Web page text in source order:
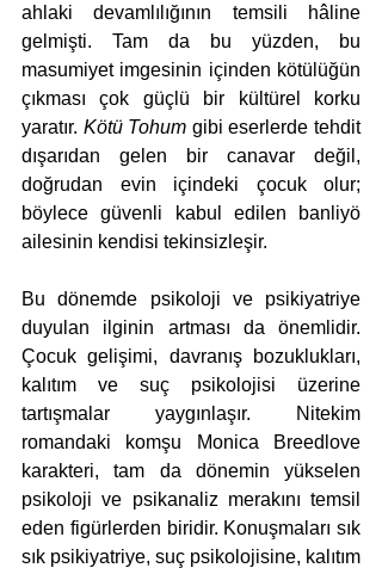
ahlaki devamlılığının temsili hâline
gelmişti. Tam da bu yüzden, bu
masumiyet imgesinin içinden kötülüğün
çıkması çok güçlü bir kültürel korku
yaratır. Kötü Tohum gibi eserlerde tehdit
dışarıdan gelen bir canavar değil,
doğrudan evin içindeki çocuk olur;
böylece güvenli kabul edilen banliyö
ailesinin kendisi tekinsizleşir.
Bu dönemde psikoloji ve psikiyatriye
duyulan ilginin artması da önemlidir.
Çocuk gelişimi, davranış bozuklukları,
kalıtım ve suç psikolojisi üzerine
tartışmalar yaygınlaşır. Nitekim
romandaki komşu Monica Breedlove
karakteri, tam da dönemin yükselen
psikoloji ve psikanaliz merakını temsil
eden figürlerden biridir. Konuşmaları sık
sık psikiyatriye, suç psikolojisine, kalıtım